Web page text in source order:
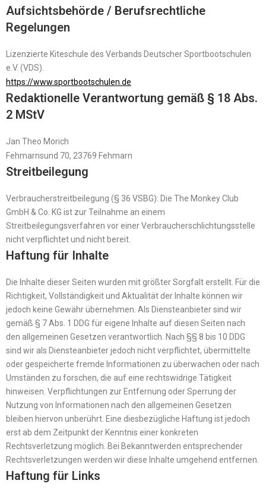
Aufsichtsbehörde / Berufsrechtliche
Regelungen
Lizenzierte Kiteschule des Verbands Deutscher Sportbootschulen
e.V. (VDS).
https://www.sportbootschulen.de
Redaktionelle Verantwortung gemäß § 18 Abs.
2 MStV
Jan Theo Morich
Fehmarnsund 70, 23769 Fehmarn
Streitbeilegung
Verbraucherstreitbeilegung (§ 36 VSBG): Die The Monkey Club
GmbH & Co. KG ist zur Teilnahme an einem
Streitbeilegungsverfahren vor einer Verbraucherschlichtungsstelle
nicht verpflichtet und nicht bereit.
Haftung für Inhalte
Die Inhalte dieser Seiten wurden mit größter Sorgfalt erstellt. Für die
Richtigkeit, Vollständigkeit und Aktualität der Inhalte können wir
jedoch keine Gewähr übernehmen. Als Diensteanbieter sind wir
gemäß § 7 Abs. 1 DDG für eigene Inhalte auf diesen Seiten nach
den allgemeinen Gesetzen verantwortlich. Nach §§ 8 bis 10 DDG
sind wir als Diensteanbieter jedoch nicht verpflichtet, übermittelte
oder gespeicherte fremde Informationen zu überwachen oder nach
Umständen zu forschen, die auf eine rechtswidrige Tätigkeit
hinweisen. Verpflichtungen zur Entfernung oder Sperrung der
Nutzung von Informationen nach den allgemeinen Gesetzen
bleiben hiervon unberührt. Eine diesbezügliche Haftung ist jedoch
erst ab dem Zeitpunkt der Kenntnis einer konkreten
Rechtsverletzung möglich. Bei Bekanntwerden entsprechender
Rechtsverletzungen werden wir diese Inhalte umgehend entfernen.
Haftung für Links